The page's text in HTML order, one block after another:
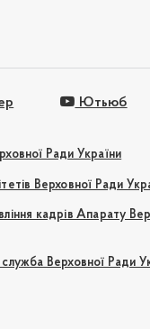
Ютьюб
Ради України
Верховної Ради
кадрів Апарату
Верховної Ради